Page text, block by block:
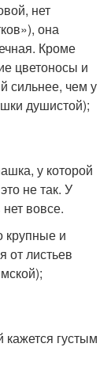
нет
она
Кроме
цветоносы и
сильнее, чем у
душистой);
у которой
не так. У
вовсе.
крупные и
от листьев
кажется густым